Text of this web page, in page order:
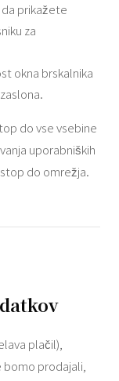
prikažete
za
okna brskalnika
do vse vsebine
uporabniških
do omrežja.
plačil),
prodajali,